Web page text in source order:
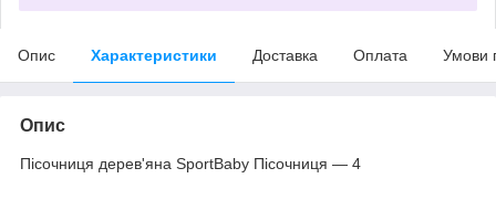
Опис Характеристики Доставка Оплата Умови
Опис
Пісочниця дерев'яна SportBaby Пісочниця — 4